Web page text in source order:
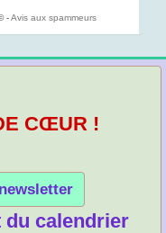
-Avis aux spammeurs
CŒUR !
du calendrier